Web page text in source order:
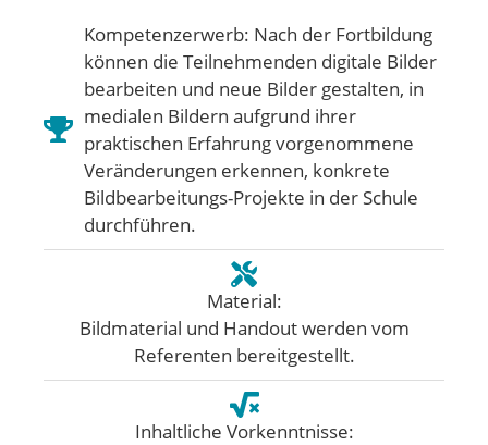
Kompetenzerwerb: Nach der Fortbildung
können die Teilnehmenden digitale Bilder
bearbeiten und neue Bilder gestalten, in
medialen Bildern aufgrund ihrer
praktischen Erfahrung vorgenommene
Veränderungen erkennen, konkrete
Bildbearbeitungs-Projekte in der Schule
durchführen.
Material:
Bildmaterial und Handout werden vom
Referenten bereitgestellt.
Inhaltliche Vorkenntnisse: